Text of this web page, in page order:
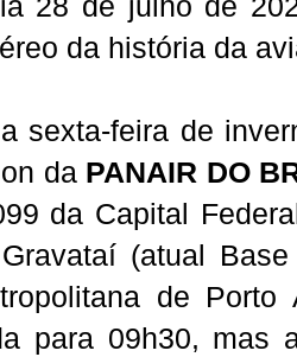
da história da
feira de
da PANAIR DO
da Capital
(atual
de Porto
para 09h30, mas